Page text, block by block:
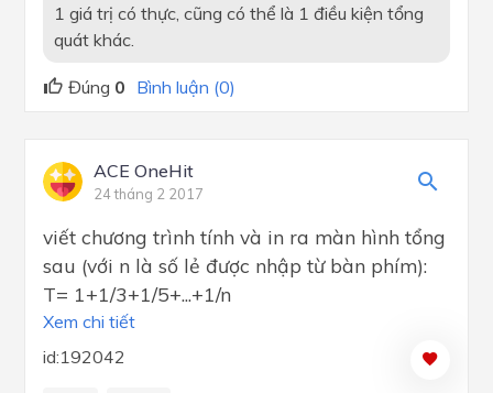
1 giá trị có thực, cũng có thể là 1 điều kiện tổng
quát khác.
Đúng 0 Bình luận (0)
ACE OneHit
24 tháng 2 2017
viết chương trình tính và in ra màn hình tổng
sau (với n là số lẻ được nhập từ bàn phím):
T= 1+1/3+1/5+...+1/n
Xem chi tiết
id:192042